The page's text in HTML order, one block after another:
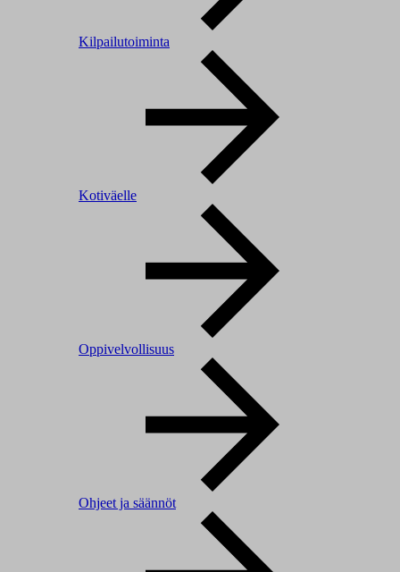
Kilpailutoiminta
Kotiväelle
Oppivelvollisuus
Ohjeet ja säännöt